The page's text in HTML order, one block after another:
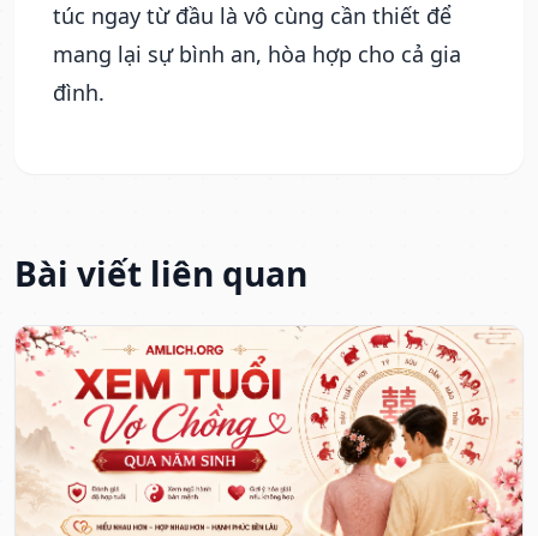
túc ngay từ đầu là vô cùng cần thiết để
mang lại sự bình an, hòa hợp cho cả gia
đình.
Bài viết liên quan